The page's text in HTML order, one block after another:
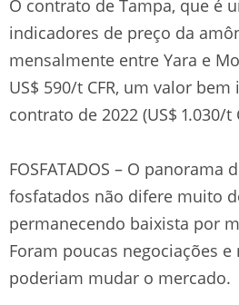
O contrato de Tampa, que é
indicadores de preço da
mensalmente entre Yara e
US$ 590/t CFR, um valor
contrato de 2022 (US$ 1.030/t
FOSFATADOS – O panorama
fosfatados não difere muito
permanecendo baixista por
Foram poucas negociações
poderiam mudar o mercado.